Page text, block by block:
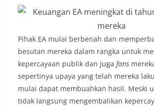
Pihak EA mulai berbenah dan
besutan mereka dalam rangka untuk
kepercayaan publik dan juga fans
sepertinya upaya yang telah mereka
mulai dapat membuahkan hasil. Meski
tidak langsung mengembalikan